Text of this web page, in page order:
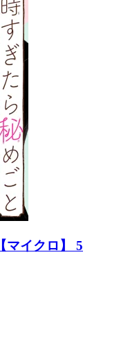
マイクロ】 5